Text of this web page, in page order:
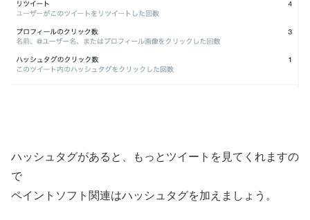
ハッシュタグがあると、もっとツイートを見てくれますの
で
ペイントソフト関連はハッシュタグを加えましょう。